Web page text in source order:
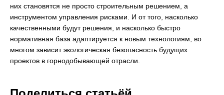
них становятся не просто строительным решением, а
инструментом управления рисками. И от того, насколько
качественными будут решения, и насколько быстро
нормативная база адаптируется к новым технологиям, во
многом зависит экологическая безопасность будущих
проектов в горнодобывающей отрасли.